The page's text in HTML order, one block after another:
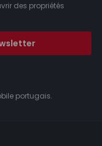
des propriétés
portugais.